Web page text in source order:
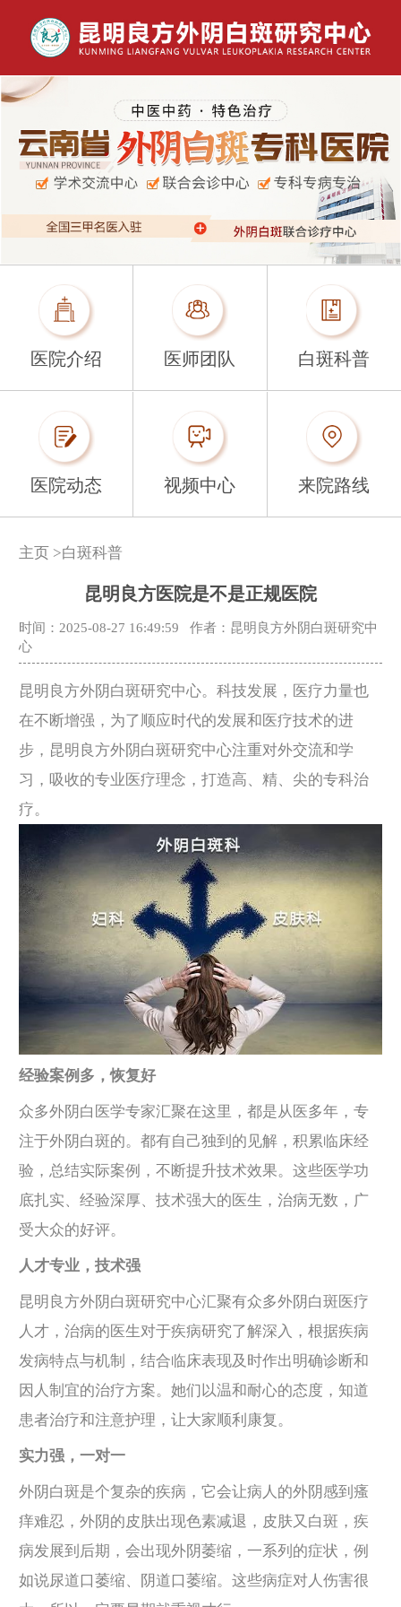
医院介绍 医师团队 白斑科普
医院动态 视频中心 来院路线
主页 >白斑科普
昆明良方医院是不是正规医院
时间：2025-08-27 16:49:59
作者：昆明良方外阴白斑研究中
心
昆明良方外阴白斑研究中心。科技发展，医疗力量也
在不断增强，为了顺应时代的发展和医疗技术的进
步，昆明良方外阴白斑研究中心注重对外交流和学
习，吸收的专业医疗理念，打造高、精、尖的专科治
疗。
经验案例多，恢复好
众多外阴白医学专家汇聚在这里，都是从医多年，专
注于外阴白斑的。都有自己独到的见解，积累临床经
验，总结实际案例，不断提升技术效果。这些医学功
底扎实、经验深厚、技术强大的医生，治病无数，广
受大众的好评。
人才专业，技术强
昆明良方外阴白斑研究中心汇聚有众多外阴白斑医疗
人才，治病的医生对于疾病研究了解深入，根据疾病
发病特点与机制，结合临床表现及时作出明确诊断和
因人制宜的治疗方案。她们以温和耐心的态度，知道
患者治疗和注意护理，让大家顺利康复。
实力强，一对一
外阴白斑是个复杂的疾病，它会让病人的外阴感到瘙
痒难忍，外阴的皮肤出现色素减退，皮肤又白斑，疾
病发展到后期，会出现外阴萎缩，一系列的症状，例
如说尿道口萎缩、阴道口萎缩。这些病症对人伤害很